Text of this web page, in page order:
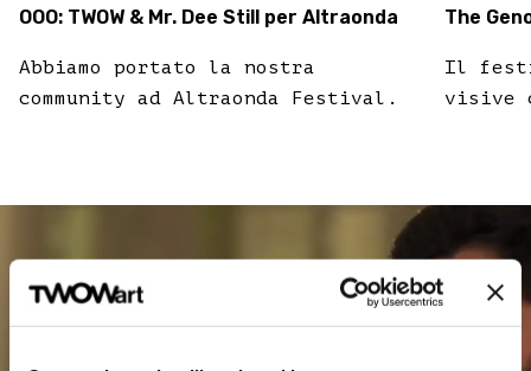
OOO: TWOW & Mr. Dee Still per Altraonda
Abbiamo portato la nostra
community ad Altraonda Festival.
The
Il
visive